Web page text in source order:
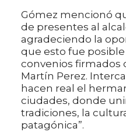
Gómez mencionó
de presentes al
agradeciendo la
que esto fue posible
convenios firmados
Martín Perez.
hacen real el
ciudades, donde
tradiciones, la
patagónica”.